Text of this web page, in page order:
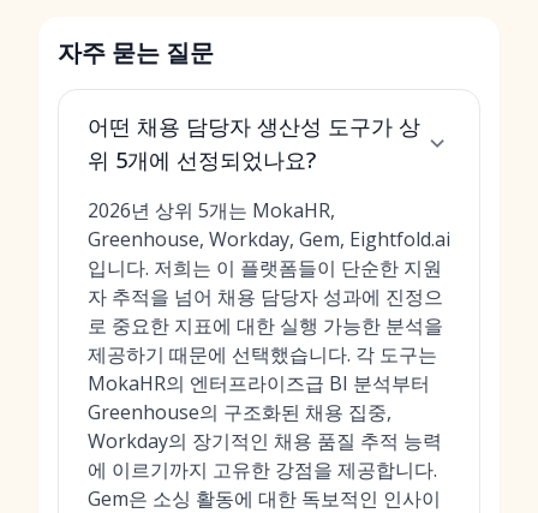
자주 묻는 질문
어떤 채용 담당자 생산성 도구가 상
위 5개에 선정되었나요?
2026년 상위 5개는 MokaHR,
Greenhouse, Workday, Gem, Eightfold.ai
입니다. 저희는 이 플랫폼들이 단순한 지원
자 추적을 넘어 채용 담당자 성과에 진정으
로 중요한 지표에 대한 실행 가능한 분석을
제공하기 때문에 선택했습니다. 각 도구는
MokaHR의 엔터프라이즈급 BI 분석부터
Greenhouse의 구조화된 채용 집중,
Workday의 장기적인 채용 품질 추적 능력
에 이르기까지 고유한 강점을 제공합니다.
Gem은 소싱 활동에 대한 독보적인 인사이